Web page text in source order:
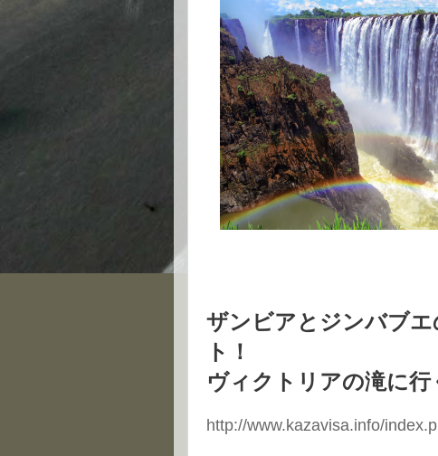
ザンビアとジンバブ
ト！
ヴィクトリアの滝に行
http://www.kazavisa.info/